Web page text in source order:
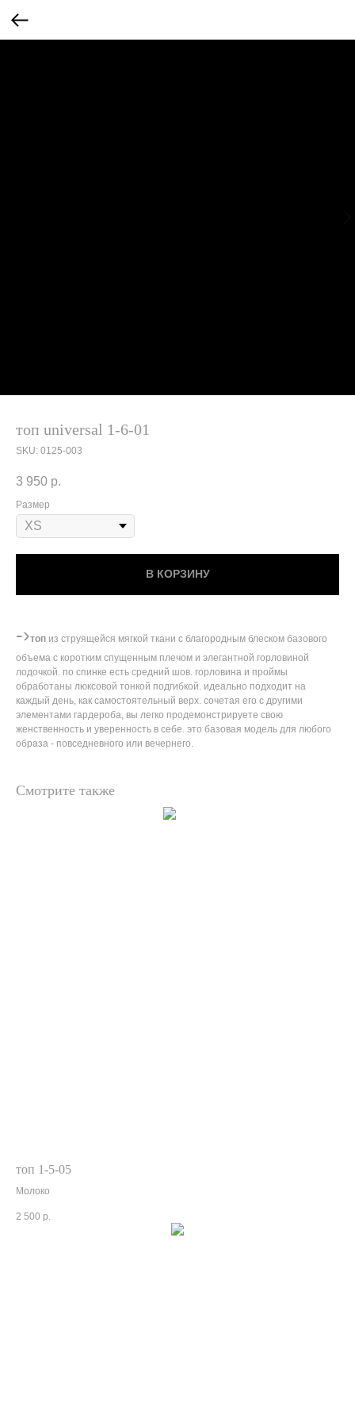
топ universal 1-6-01
SKU: 0125-003
3 950 р.
Размер
В КОРЗИНУ
-›топ из струящейся мягкой ткани с благородным блеском базового
объема с коротким спущенным плечом и элегантной горловиной
лодочкой. по спинке есть средний шов. горловина и проймы
обработаны люксовой тонкой подгибкой. идеально подходит на
каждый день, как самостоятельный верх. сочетая его с другими
элементами гардероба, вы легко продемонстрируете свою
женственность и уверенность в себе. это базовая модель для любого
образа - повседневного или вечернего.
Смотрите также
топ 1-5-05
Молоко
2 500 р.